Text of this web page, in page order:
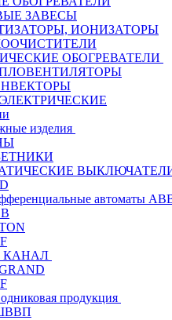
ЗАВЕСЫ
ИОНИЗАТОРЫ
ОБОГРЕВАТЕЛИ
изделия
автоматы
КАНАЛ
продукция